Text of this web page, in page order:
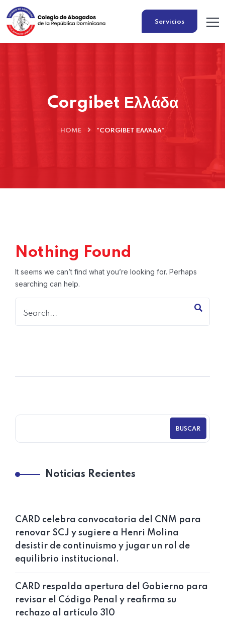
Servicios
Corgibet Ελλάδα
HOME "CORGIBET ΕΛΛΆΔΑ"
Nothing Found
It seems we can’t find what you’re looking for. Perhaps
searching can help.
BUSCAR
Noticias Recientes
CARD celebra convocatoria del CNM para
renovar SCJ y sugiere a Henri Molina
desistir de continuismo y jugar un rol de
equilibrio institucional.
CARD respalda apertura del Gobierno para
revisar el Código Penal y reafirma su
rechazo al artículo 310